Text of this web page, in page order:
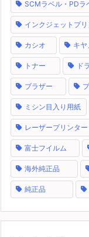
SCMラベル・PDラ
インクジェットプ
カシオ キヤ
トナー ド
ブラザー
ミシン目入り用紙
レーザープリンター
富士フイルム
海外純正品
純正品